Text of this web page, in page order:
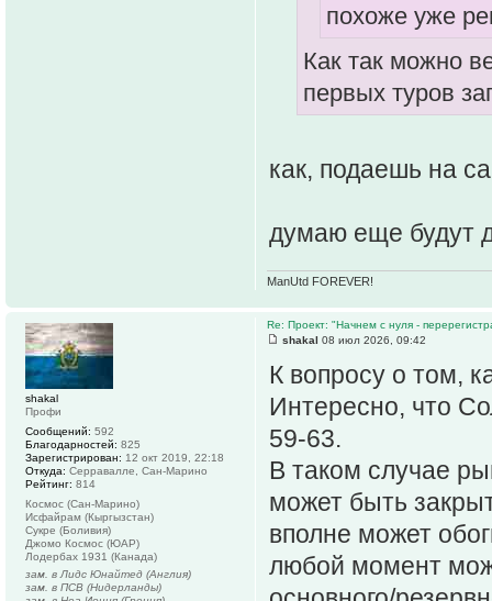
похоже уже
Как так можно
первых туров
как, подаешь на
думаю еще будут
ManUtd FOREVER!
Re: Проект: "Начнем с нуля -
shakal 08 июл 2026, 09:42
К вопросу о том,
Интересно, что
59-63.
В таком случае
может быть
вполне может
любой момент
shakal
Профи
Сообщений: 592
Благодарностей: 825
Зарегистрирован: 12 окт 2019, 22:18
Откуда: Серравалле, Сан-Марино
Рейтинг: 814
Космос (Сан-Марино)
Исфайрам (Кыргызстан)
Сукре (Боливия)
Джомо Космос (ЮАР)
Лодербах 1931 (Канада)
зам. в Лидс Юнайтед (Англия)
зам. в ПСВ (Нидерланды)